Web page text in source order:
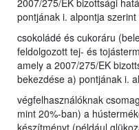
2007/275/EK bizottsági
pontjának i. alpontja
csokoládé és cukoráru
feldolgozott tej- és
amely a 2007/275/EK
bekezdése a) pontjának i.
végfelhasználóknak
mint 20%-ban) a